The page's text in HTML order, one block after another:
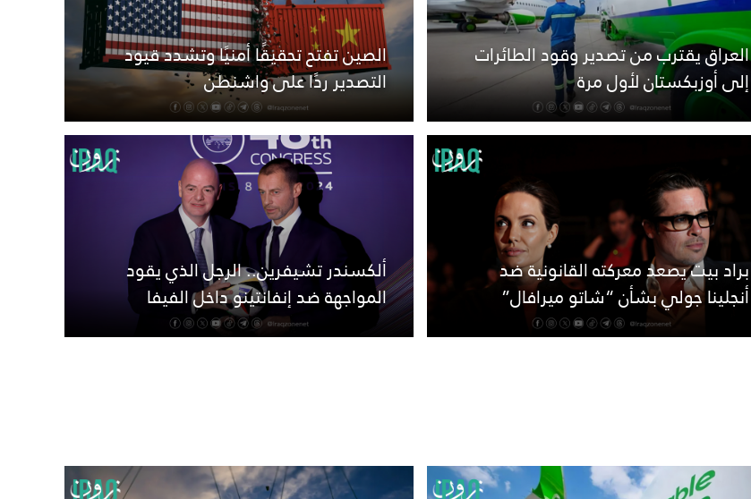
العراق يقترب من تصدير وقود الطائرات
إلى أوزبكستان لأول مرة
الصين تفتح تحقيقًا أمنيًا وتشدد قيود
التصدير ردًا على واشنطن
براد بيت يصعد معركته القانونية ضد
أنجلينا جولي بشأن “شاتو ميرافال”
ألكسندر تشيفرين.. الرجل الذي يقود
المواجهة ضد إنفانتينو داخل الفيفا